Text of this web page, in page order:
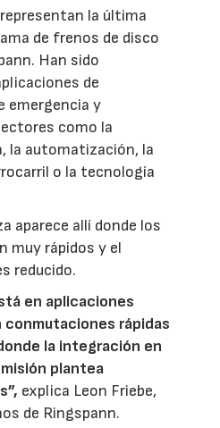
la última
de frenos de disco
Han sido
de
emergencia y
como la
la automatización, la
o la tecnología
aparece allí donde los
muy rápidos y el
reducido.
en aplicaciones
conmutaciones rápidas
la integración en
plantea
explica Leon Friebe,
de Ringspann.